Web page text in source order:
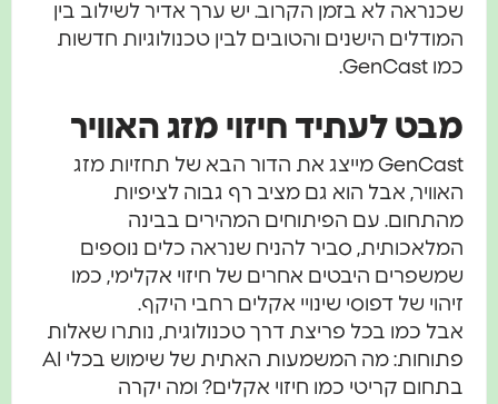
שכנראה לא בזמן הקרוב. יש ערך אדיר לשילוב בין
המודלים הישנים והטובים לבין טכנולוגיות חדשות
כמו GenCast.
מבט לעתיד חיזוי מזג האוויר
GenCast מייצג את הדור הבא של תחזיות מזג
האוויר, אבל הוא גם מציב רף גבוה לציפיות
מהתחום. עם הפיתוחים המהירים בבינה
המלאכותית, סביר להניח שנראה כלים נוספים
שמשפרים היבטים אחרים של חיזוי אקלימי, כמו
זיהוי של דפוסי שינויי אקלים רחבי היקף.
אבל כמו בכל פריצת דרך טכנולוגית, נותרו שאלות
פתוחות: מה המשמעות האתית של שימוש בכלי AI
בתחום קריטי כמו חיזוי אקלים? ומה יקרה